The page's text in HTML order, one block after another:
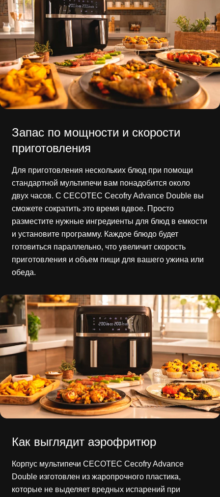
Запас по мощности и скорости
приготовления
Для приготовления нескольких блюд при помощи
стандартной мультипечи вам понадобится около
двух часов. С CECOTEC Cecofry Advance Double вы
сможете сократить это время вдвое. Просто
разместите нужные ингредиенты для блюд в емкости
и установите программу. Каждое блюдо будет
готовиться параллельно, что увеличит скорость
приготовления и объем пищи для вашего ужина или
обеда.
Как выглядит аэрофритюр
Корпус мультипечи CECOTEC Cecofry Advance
Double изготовлен из жаропрочного пластика,
которые не выделяет вредных испарений при